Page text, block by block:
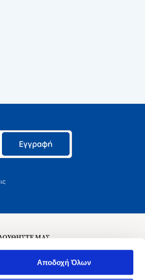
Αποδοχή Όλων
Εγγραφή
ΜΑΣ